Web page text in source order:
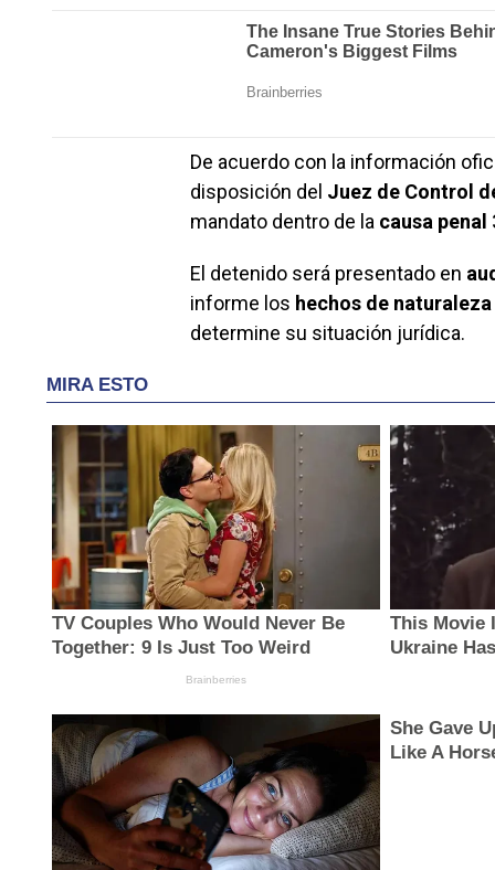
De acuerdo con la información
disposición del Juez de Control
mandato dentro de la causa penal
El detenido será presentado en
informe los hechos de
determine su situación jurídica.